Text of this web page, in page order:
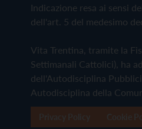
Indicazione resa ai sensi
dell'art. 5 del medesimo
Vita Trentina, tramite la
Settimanali Cattolici), ha
dell'Autodisciplina
Autodisciplina della